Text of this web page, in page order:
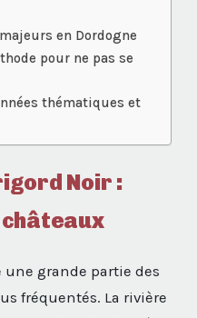
en Dordogne
pour ne pas se
thématiques et
Noir :
une grande partie des
fréquentés. La rivière